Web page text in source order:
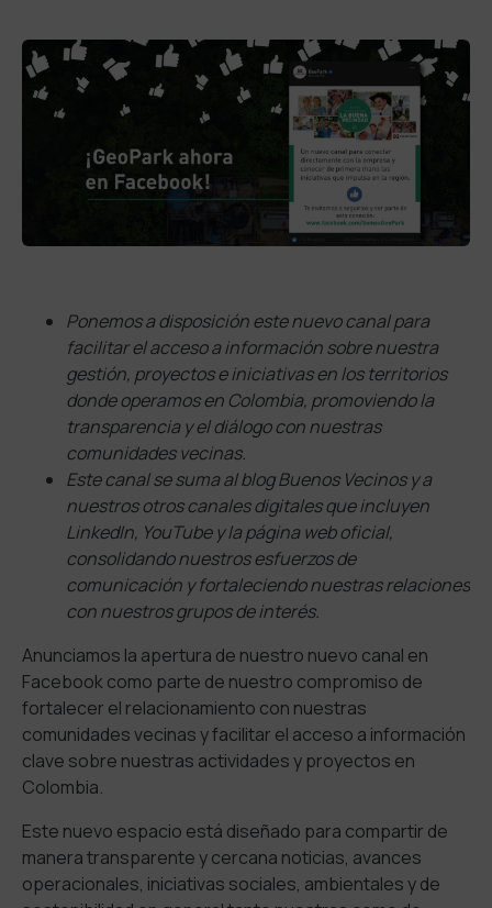
Ponemos a disposición este nuevo canal para
facilitar el acceso a información sobre nuestra
gestión, proyectos e iniciativas en los territorios
donde operamos en Colombia, promoviendo la
transparencia y el diálogo con nuestras
comunidades vecinas.
Este canal se suma al blog Buenos Vecinos y a
nuestros otros canales digitales que incluyen
LinkedIn, YouTube y la página web oficial,
consolidando nuestros esfuerzos de
comunicación y fortaleciendo nuestras relaciones
con nuestros grupos de interés.
Anunciamos la apertura de nuestro nuevo canal en
Facebook como parte de nuestro compromiso de
fortalecer el relacionamiento con nuestras
comunidades vecinas y facilitar el acceso a información
clave sobre nuestras actividades y proyectos en
Colombia.
Este nuevo espacio está diseñado para compartir de
manera transparente y cercana noticias, avances
operacionales, iniciativas sociales, ambientales y de